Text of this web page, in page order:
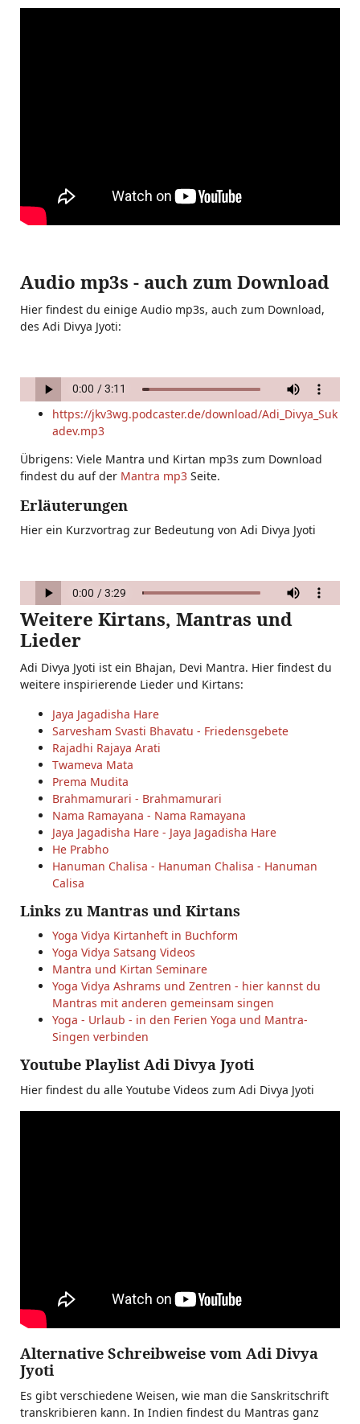
Audio mp3s - auch zum Download
Hier findest du einige Audio mp3s, auch zum Download,
des Adi Divya Jyoti:
https://jkv3wg.podcaster.de/download/Adi_Divya_Suk
adev.mp3
Übrigens: Viele Mantra und Kirtan mp3s zum Download
findest du auf der Mantra mp3 Seite.
Erläuterungen
Hier ein Kurzvortrag zur Bedeutung von Adi Divya Jyoti
Weitere Kirtans, Mantras und
Lieder
Adi Divya Jyoti ist ein Bhajan, Devi Mantra. Hier findest du
weitere inspirierende Lieder und Kirtans:
Jaya Jagadisha Hare
Sarvesham Svasti Bhavatu - Friedensgebete
Rajadhi Rajaya Arati
Twameva Mata
Prema Mudita
Brahmamurari - Brahmamurari
Nama Ramayana - Nama Ramayana
Jaya Jagadisha Hare - Jaya Jagadisha Hare
He Prabho
Hanuman Chalisa - Hanuman Chalisa - Hanuman
Calisa
Links zu Mantras und Kirtans
Yoga Vidya Kirtanheft in Buchform
Yoga Vidya Satsang Videos
Mantra und Kirtan Seminare
Yoga Vidya Ashrams und Zentren - hier kannst du
Mantras mit anderen gemeinsam singen
Yoga - Urlaub - in den Ferien Yoga und Mantra-
Singen verbinden
Youtube Playlist Adi Divya Jyoti
Hier findest du alle Youtube Videos zum Adi Divya Jyoti
Alternative Schreibweise vom Adi Divya
Jyoti
Es gibt verschiedene Weisen, wie man die Sanskritschrift
transkribieren kann. In Indien findest du Mantras ganz